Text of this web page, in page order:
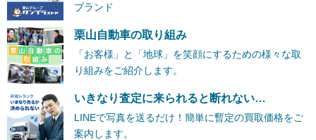
ブランド
栗山自動車の取り組み
「お客様」と「地球」を笑顔にするための様々な取
り組みをご紹介します。
いきなり査定に来られると断れない…
LINEで写真を送るだけ！簡単に暫定の買取価格をご
案内します。